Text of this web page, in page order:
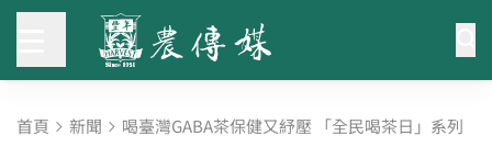
首頁 新聞 喝臺灣GABA茶保健又紓壓 「全民喝茶日」系列